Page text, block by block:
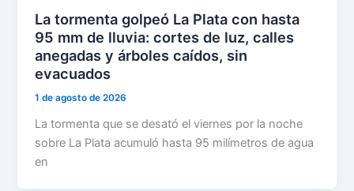
La tormenta golpeó La Plata con hasta
95 mm de lluvia: cortes de luz, calles
anegadas y árboles caídos, sin
evacuados
1 de agosto de 2026
La tormenta que se desató el viernes por la noche
sobre La Plata acumuló hasta 95 milímetros de agua
en